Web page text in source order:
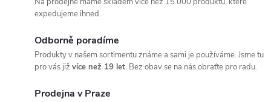
expedujeme ihned.
Odborně poradíme
Produkty v našem sortimentu známe a sami je používáme. Jsme tu
pro vás již více než 19 let. Bez obav se na nás obraťte pro radu.
Prodejna v Praze